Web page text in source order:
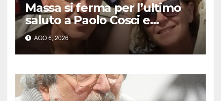
Massa si ferma per l’ultimo
saluto a Paolo Cosci e
Graziella Baldini: proclamato
il lutto cittadino
AGO 6, 2026